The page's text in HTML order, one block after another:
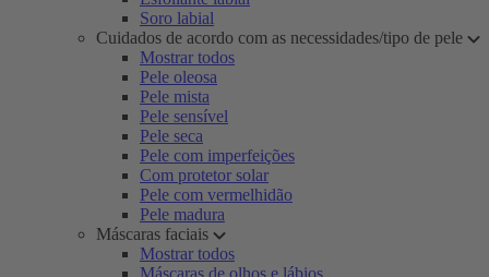
Soro labial
Cuidados de acordo com as necessidades/tipo de pele
Mostrar todos
Pele oleosa
Pele mista
Pele sensível
Pele seca
Pele com imperfeições
Com protetor solar
Pele com vermelhidão
Pele madura
Máscaras faciais
Mostrar todos
Máscaras de olhos e lábios